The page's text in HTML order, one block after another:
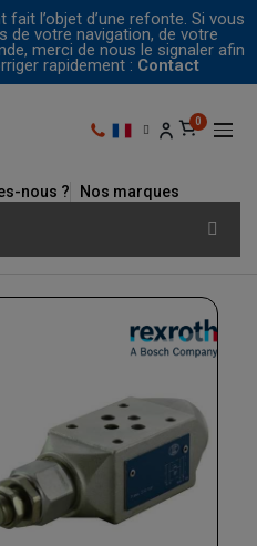
l’objet d’une refonte. Si vous
de votre navigation, de votre
merci de nous le signaler afin
rapidement : Contact
nous ? Nos marques